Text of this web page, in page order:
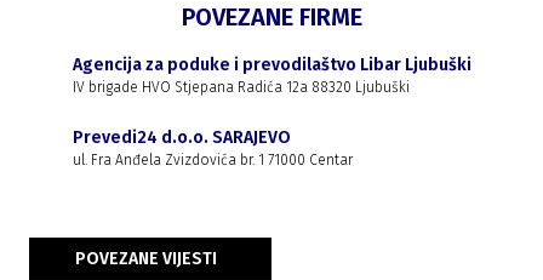
POVEZANE FIRME
Agencija za poduke i prevodilaštvo Libar Ljubuški
IV brigade HVO Stjepana Radića 12a 88320 Ljubuški
Prevedi24 d.o.o. SARAJEVO
ul. Fra Anđela Zvizdovića br. 1 71000 Centar
POVEZANE VIJESTI